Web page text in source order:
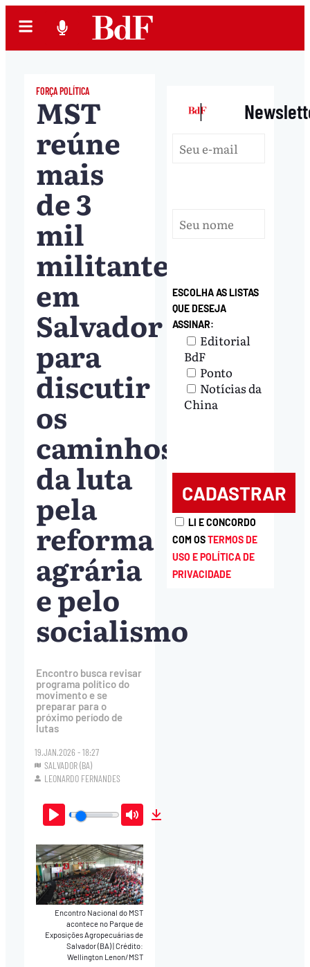
FORÇA POLÍTICA
MST
reúne
mais
de 3
mil
militantes
em
Salvador
para
discutir
os
caminhos
da luta
pela
reforma
agrária
e pelo
socialismo
Encontro busca revisar
programa político do
movimento e se
preparar para o
próximo período de
lutas
19.JAN.2026 - 18:27
SALVADOR (BA)
LEONARDO FERNANDES
Play Mute
Encontro Nacional do MST
acontece no Parque de
Exposições Agropecuárias de
Salvador (BA) Crédito:
Wellington Lenon/MST
|
ESCOLHA AS LISTAS
QUE DESEJA
ASSINAR:
Editorial
BdF
Ponto
Notícias da
China
LI E CONCORDO
COM OSTERMOS DE
USO E POLÍTICA DE
PRIVACIDADE